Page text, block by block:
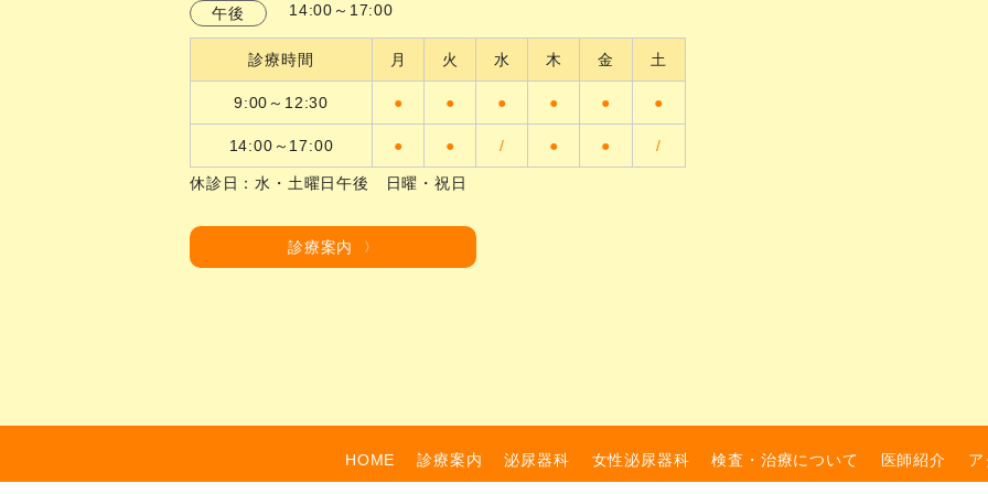
午後 14:00～17:00
診療時間 月 火 水 木 金 土
9:00～12:30 ● ● ● ● ● ●
14:00～17:00 ● ● / ● ● /
休診日：水・土曜日午後 日曜・祝日
診療案内
HOME 診療案内 泌尿器科 女性泌尿器科 検査・治療について 医師紹介 ア